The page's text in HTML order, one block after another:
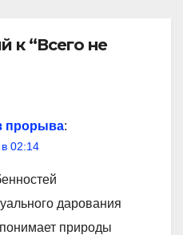
к “Всего не
прорыва:
02:14
дарования
природы